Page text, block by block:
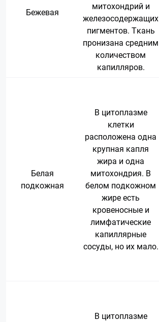
Бежевая
митохондрий и
железосодержащих
пигментов. Ткань
пронизана средним
количеством
капилляров.
Белая
подкожная
В цитоплазме
клетки
расположена одна
крупная капля
жира и одна
митохондрия. В
белом подкожном
жире есть
кровеносные и
лимфатические
капиллярные
сосуды, но их мало.
В цитоплазме